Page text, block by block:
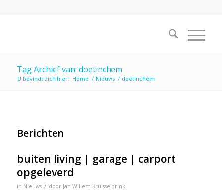
Tag Archief van: doetinchem
U bevindt zich hier: Home / Nieuws / doetinchem
Berichten
buiten living | garage | carport
opgeleverd
in Nieuws / door Jan Willem Kruisselbrink